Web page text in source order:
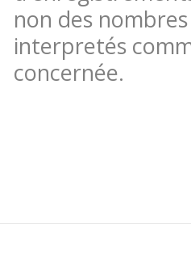
non des
interpretés
concernée.